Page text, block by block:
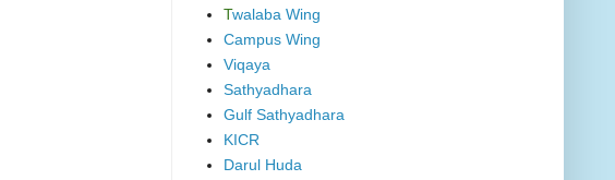
Twalaba Wing
Campus Wing
Viqaya
Sathyadhara
Gulf Sathyadhara
KICR
Darul Huda